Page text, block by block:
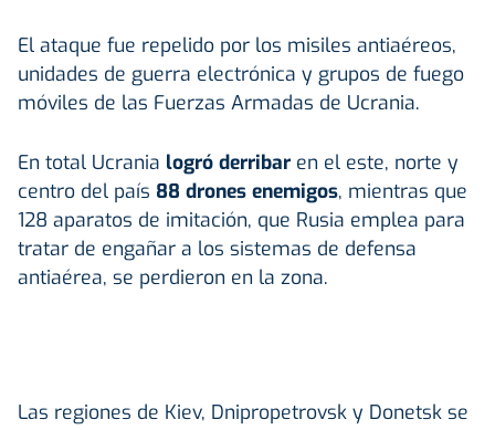
El ataque fue repelido por los misiles antiaéreos,
unidades de guerra electrónica y grupos de fuego
móviles de las Fuerzas Armadas de Ucrania.
En total Ucrania logró derribar en el este, norte y
centro del país 88 drones enemigos, mientras que
128 aparatos de imitación, que Rusia emplea para
tratar de engañar a los sistemas de defensa
antiaérea, se perdieron en la zona.
Las regiones de Kiev, Dnipropetrovsk y Donetsk se